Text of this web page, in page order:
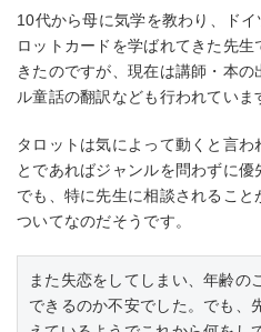
10代から母に気学を教わり、ド
ロットカードを学ばれてきた先
きたのですが、現在は講師・本
ル童話の翻訳なども行われていま
タロットは気によって動くと言
とであればジャンルを問わずに優
でも、特に先生に相談されるこ
ついてなのだそうです。
また失恋をしてしまい、年齢の
できるのか不安でした。でも、